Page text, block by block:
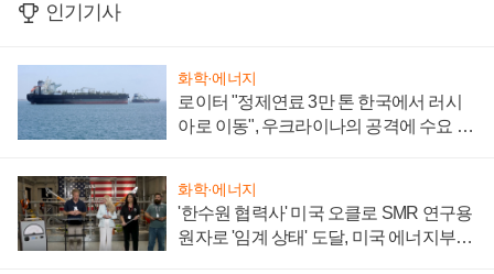
인기기사
화학·에너지
로이터 "정제연료 3만 톤 한국에서 러시
아로 이동", 우크라이나의 공격에 수요 늘
화학·에너지
'한수원 협력사' 미국 오클로 SMR 연구용
원자로 '임계 상태' 도달, 미국 에너지부